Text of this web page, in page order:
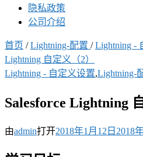
隐私政策
公司介绍
首页 / Lightning-配置 / Lightning -
Lightning 自定义（2）
Lightning - 自定义设置,Lightning-
Salesforce Lightning
由admin打开2018年1月12日 2018